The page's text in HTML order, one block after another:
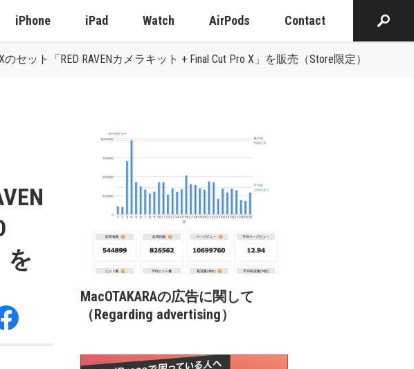
iPhone iPad Watch AirPods Contact
セット「RED RAVENカメラキット + Final Cut Pro X」を販売（Store限定）
を
MacOTAKARAの広告に関して
（Regarding advertising）